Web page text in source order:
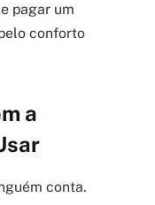
pagar um
conforto
a
conta.